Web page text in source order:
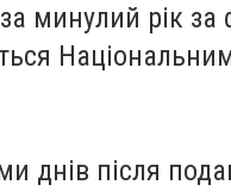
минулий рік
днів після